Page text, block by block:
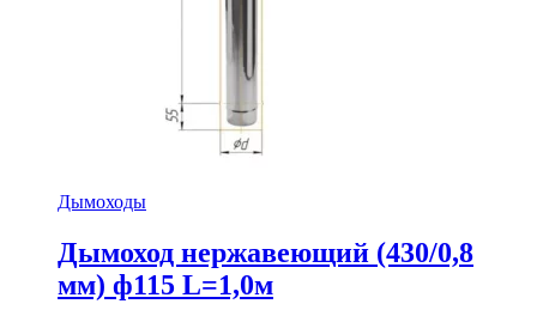
Дымоходы
Дымоход нержавеющий (430/0,8
мм) ф115 L=1,0м